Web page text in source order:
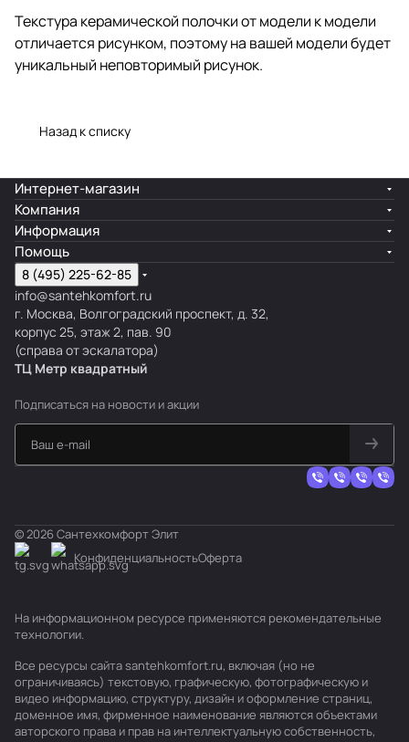
Текстура керамической полочки от модели к модели
отличается рисунком, поэтому на вашей модели будет
уникальный неповторимый рисунок.
Назад к списку
Интернет-магазин
Компания
Информация
Помощь
8 (495) 225-62-85
info@santehkomfort.ru
г. Москва, Волгоградский проспект, д. 32,
корпус 25, этаж 2, пав. 90
(справа от эскалатора)
ТЦ Метр квадратный
Подписаться на новости и акции
© 2026 Сантехкомфорт Элит
КонфиденциальностьОферта
На информационном ресурсе применяются рекомендательные
технологии.
Все ресурсы сайта santehkomfort.ru, включая (но не
ограничиваясь) текстовую, графическую, фотографическую и
видео информацию, структуру, дизайн и оформление страниц,
доменное имя, фирменное наименование являются объектами
авторского права и прав на интеллектуальную собственность,